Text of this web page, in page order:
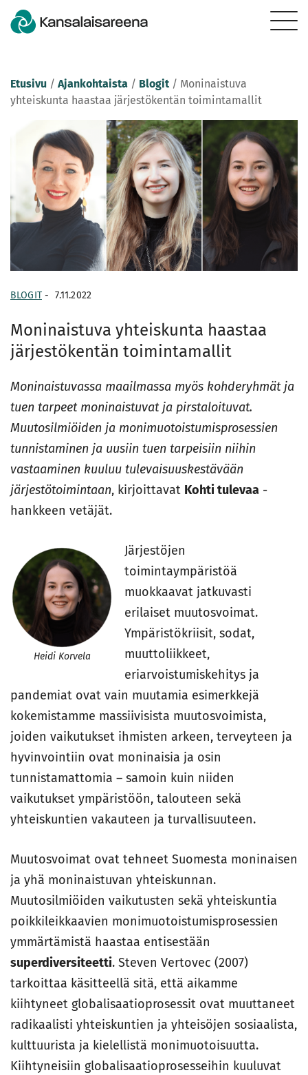
Etusivu / Ajankohtaista / Blogit / Moninaistuva
yhteiskunta haastaa järjestökentän toimintamallit
BLOGIT- 7.11.2022
Moninaistuva yhteiskunta haastaa
järjestökentän toimintamallit
Moninaistuvassa maailmassa myös kohderyhmät ja
tuen tarpeet moninaistuvat ja pirstaloituvat.
Muutosilmiöiden ja monimuotoistumisprosessien
tunnistaminen ja uusiin tuen tarpeisiin niihin
vastaaminen kuuluu tulevaisuuskestävään
järjestötoimintaan, kirjoittavat Kohti tulevaa -
hankkeen vetäjät.
Heidi Korvela
Järjestöjen
toimintaympäristöä
muokkaavat jatkuvasti
erilaiset muutosvoimat.
Ympäristökriisit, sodat,
muuttoliikkeet,
eriarvoistumiskehitys ja
pandemiat ovat vain muutamia esimerkkejä
kokemistamme massiivisista muutosvoimista,
joiden vaikutukset ihmisten arkeen, terveyteen ja
hyvinvointiin ovat moninaisia ja osin
tunnistamattomia – samoin kuin niiden
vaikutukset ympäristöön, talouteen sekä
yhteiskuntien vakauteen ja turvallisuuteen.
Muutosvoimat ovat tehneet Suomesta moninaisen
ja yhä moninaistuvan yhteiskunnan.
Muutosilmiöiden vaikutusten sekä yhteiskuntia
poikkileikkaavien monimuotoistumisprosessien
ymmärtämistä haastaa entisestään
superdiversiteetti. Steven Vertovec (2007)
tarkoittaa käsitteellä sitä, että aikamme
kiihtyneet globalisaatioprosessit ovat muuttaneet
radikaalisti yhteiskuntien ja yhteisöjen sosiaalista,
kulttuurista ja kielellistä monimuotoisuutta.
Kiihtyneisiin globalisaatioprosesseihin kuuluvat